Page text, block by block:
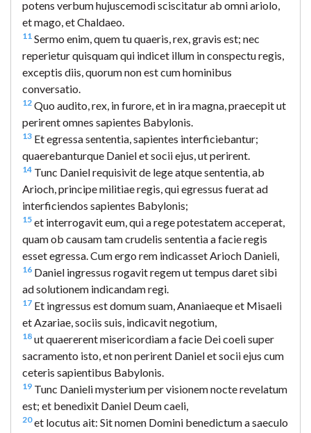
potens verbum hujuscemodi sciscitatur ab omni ariolo,
et mago, et Chaldaeo.
11 Sermo enim, quem tu quaeris, rex, gravis est; nec
reperietur quisquam qui indicet illum in conspectu regis,
exceptis diis, quorum non est cum hominibus
conversatio.
12 Quo audito, rex, in furore, et in ira magna, praecepit ut
perirent omnes sapientes Babylonis.
13 Et egressa sententia, sapientes interficiebantur;
quaerebanturque Daniel et socii ejus, ut perirent.
14 Tunc Daniel requisivit de lege atque sententia, ab
Arioch, principe militiae regis, qui egressus fuerat ad
interficiendos sapientes Babylonis;
15 et interrogavit eum, qui a rege potestatem acceperat,
quam ob causam tam crudelis sententia a facie regis
esset egressa. Cum ergo rem indicasset Arioch Danieli,
16 Daniel ingressus rogavit regem ut tempus daret sibi
ad solutionem indicandam regi.
17 Et ingressus est domum suam, Ananiaeque et Misaeli
et Azariae, sociis suis, indicavit negotium,
18 ut quaererent misericordiam a facie Dei coeli super
sacramento isto, et non perirent Daniel et socii ejus cum
ceteris sapientibus Babylonis.
19 Tunc Danieli mysterium per visionem nocte revelatum
est; et benedixit Daniel Deum caeli,
20et locutus ait: Sit nomen Domini benedictum a saeculo